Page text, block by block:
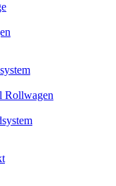
Rollwagen